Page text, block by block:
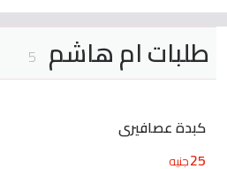
طلبات ام هاشم 5
كبدة عصافيرى
25جنيه